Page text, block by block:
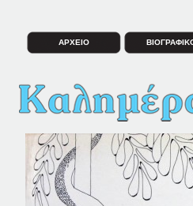
ΑΡΧΕΙΟ